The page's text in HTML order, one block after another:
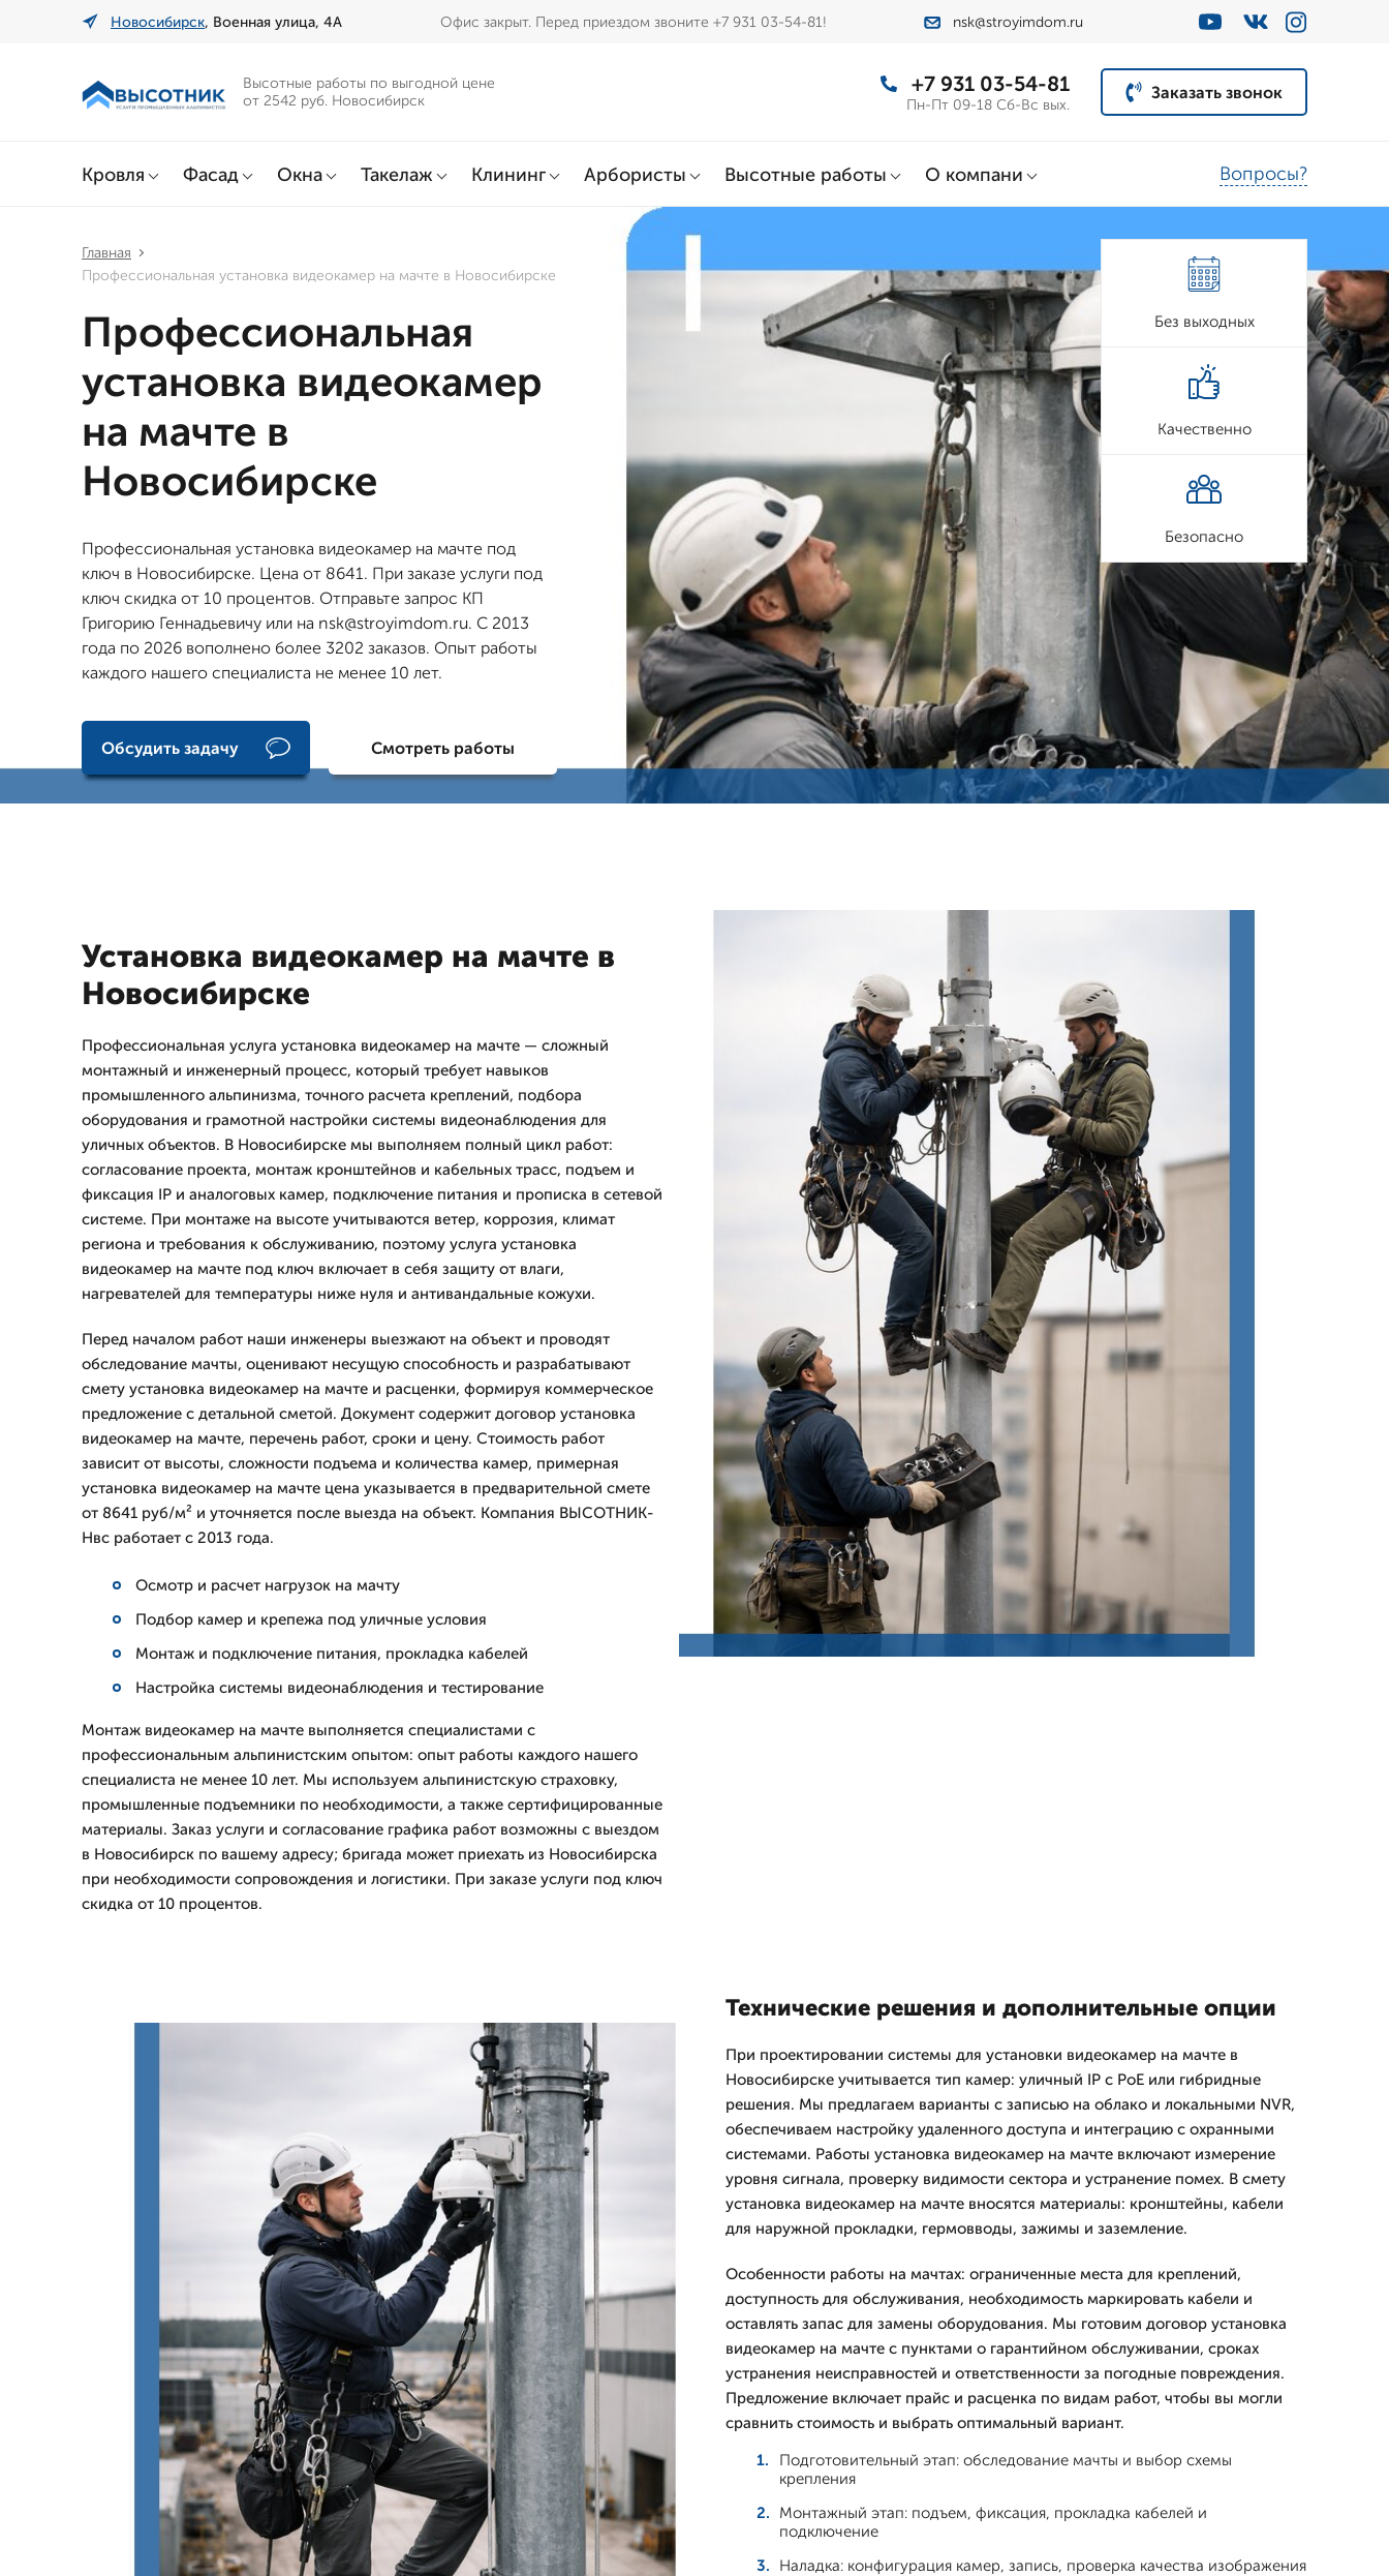
Новосибирск, Военная улица, 4А Офис закрыт. Перед приездом звоните +7 931 03-54-81! nsk@stroyimdom.ru
Высотные работы по выгодной цене
от 2542 руб. Новосибирск
+7 931 03-54-81
Пн-Пт 09-18 Сб-Вс вых.
Заказать звонок
Кровля Фасад Окна Такелаж Клининг Арбористы Высотные работы О компани Вопросы?
Главная
Профессиональная установка видеокамер на мачте в Новосибирске
Профессиональная
установка видеокамер
на мачте в
Новосибирске
Профессиональная установка видеокамер на мачте под
ключ в Новосибирске. Цена от 8641. При заказе услуги под
ключ скидка от 10 процентов. Отправьте запрос КП
Григорию Геннадьевичу или на nsk@stroyimdom.ru. С 2013
года по 2026 вополнено более 3202 заказов. Опыт работы
каждого нашего специалиста не менее 10 лет.
Обсудить задачу Смотреть работы
Без выходных
Качественно
Безопасно
Установка видеокамер на мачте в
Новосибирске
Профессиональная услуга установка видеокамер на мачте — сложный
монтажный и инженерный процесс, который требует навыков
промышленного альпинизма, точного расчета креплений, подбора
оборудования и грамотной настройки системы видеонаблюдения для
уличных объектов. В Новосибирске мы выполняем полный цикл работ:
согласование проекта, монтаж кронштейнов и кабельных трасс, подъем и
фиксация IP и аналоговых камер, подключение питания и прописка в сетевой
системе. При монтаже на высоте учитываются ветер, коррозия, климат
региона и требования к обслуживанию, поэтому услуга установка
видеокамер на мачте под ключ включает в себя защиту от влаги,
нагревателей для температуры ниже нуля и антивандальные кожухи.
Перед началом работ наши инженеры выезжают на объект и проводят
обследование мачты, оценивают несущую способность и разрабатывают
смету установка видеокамер на мачте и расценки, формируя коммерческое
предложение с детальной сметой. Документ содержит договор установка
видеокамер на мачте, перечень работ, сроки и цену. Стоимость работ
зависит от высоты, сложности подъема и количества камер, примерная
установка видеокамер на мачте цена указывается в предварительной смете
от 8641 руб/м² и уточняется после выезда на объект. Компания ВЫСОТНИК-
Нвс работает с 2013 года.
Осмотр и расчет нагрузок на мачту
Подбор камер и крепежа под уличные условия
Монтаж и подключение питания, прокладка кабелей
Настройка системы видеонаблюдения и тестирование
Монтаж видеокамер на мачте выполняется специалистами с
профессиональным альпинистским опытом: опыт работы каждого нашего
специалиста не менее 10 лет. Мы используем альпинистскую страховку,
промышленные подъемники по необходимости, а также сертифицированные
материалы. Заказ услуги и согласование графика работ возможны с выездом
в Новосибирск по вашему адресу; бригада может приехать из Новосибирска
при необходимости сопровождения и логистики. При заказе услуги под ключ
скидка от 10 процентов.
Технические решения и дополнительные опции
При проектировании системы для установки видеокамер на мачте в
Новосибирске учитывается тип камер: уличный IP с PoE или гибридные
решения. Мы предлагаем варианты с записью на облако и локальными NVR,
обеспечиваем настройку удаленного доступа и интеграцию с охранными
системами. Работы установка видеокамер на мачте включают измерение
уровня сигнала, проверку видимости сектора и устранение помех. В смету
установка видеокамер на мачте вносятся материалы: кронштейны, кабели
для наружной прокладки, гермовводы, зажимы и заземление.
Особенности работы на мачтах: ограниченные места для креплений,
доступность для обслуживания, необходимость маркировать кабели и
оставлять запас для замены оборудования. Мы готовим договор установка
видеокамер на мачте с пунктами о гарантийном обслуживании, сроках
устранения неисправностей и ответственности за погодные повреждения.
Предложение включает прайс и расценка по видам работ, чтобы вы могли
сравнить стоимость и выбрать оптимальный вариант.
Подготовительный этап: обследование мачты и выбор схемы
крепления
Монтажный этап: подъем, фиксация, прокладка кабелей и
подключение
Наладка: конфигурация камер, запись, проверка качества изображения